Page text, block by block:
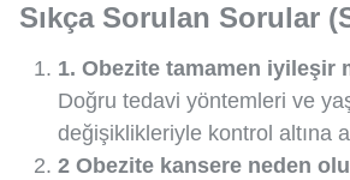
Sıkça Sorulan Sorular
1. Obezite tamamen iyileşir
Doğru tedavi yöntemleri ve
değişiklikleriyle kontrol altına
2 Obezite kansere neden